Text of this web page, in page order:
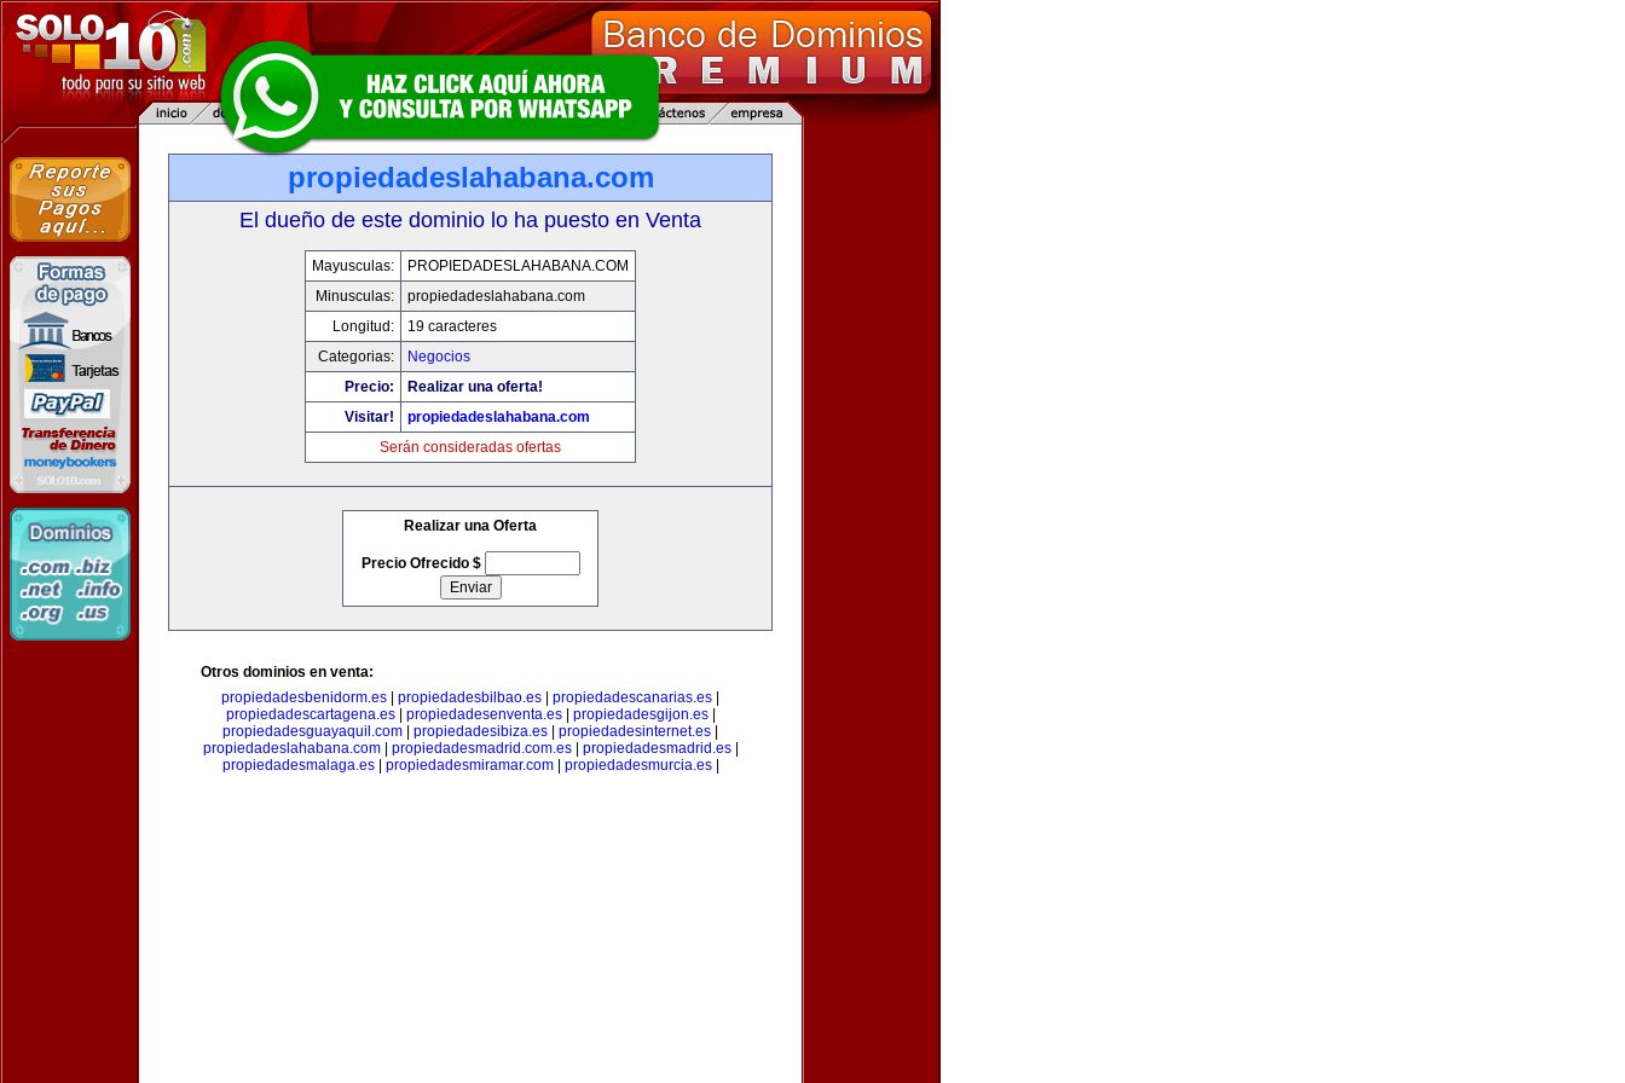
propiedadeslahabana.com
El dueño de este dominio lo ha puesto en Venta
Mayusculas:
PROPIEDADESLAHABANA.COM
Minusculas:
propiedadeslahabana.com
Longitud:
19 caracteres
Categorias:
Negocios
Precio:
Realizar una oferta!
Visitar!
propiedadeslahabana.com
Serán consideradas ofertas
Realizar una Oferta
Precio Ofrecido $
Otros dominios en venta:
propiedadesbenidorm.es
propiedadesbilbao.es propiedadescanarias.es
propiedadescartagena.es| propiedadesenventa.es| propiedadesgijon.es|
propiedadesguayaquil.com
propiedadesibiza.es propiedadesinternet.es
propiedadeslahabana.com| propiedadesmadrid.com.es| propiedadesmadrid.es|
propiedadesmalaga.es| propiedadesmiramar.com| propiedadesmurcia.es|